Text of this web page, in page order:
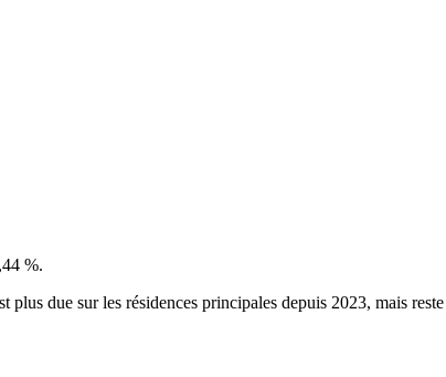
%.
due sur les résidences principales depuis 2023, mais